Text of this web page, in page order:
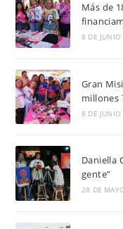
Más de
8 DE
Gran
millones
8 DE
Daniella
gente”
28 DE